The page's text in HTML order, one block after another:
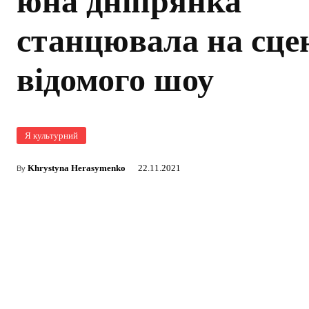
станцювала на
відомого шоу
Я культурний
By Khrystyna Herasymenko 22.11.2021